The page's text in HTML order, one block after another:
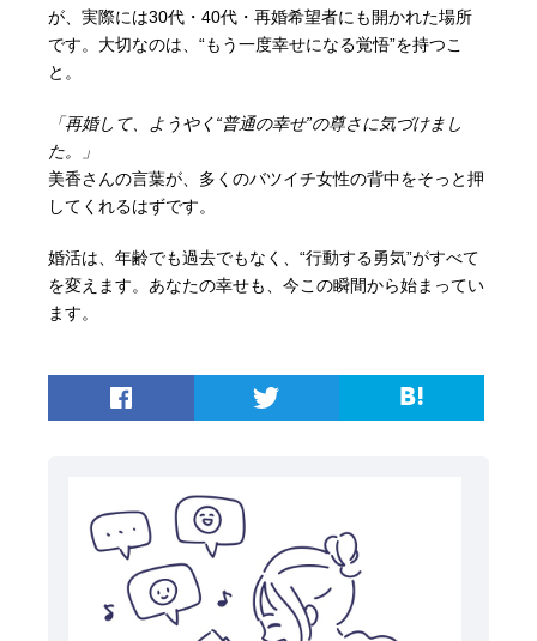
が、実際には30代・40代・再婚希望者にも開かれた場所
です。大切なのは、“もう一度幸せになる覚悟”を持つこ
と。
「再婚して、ようやく“普通の幸せ”の尊さに気づけまし
た。」
美香さんの言葉が、多くのバツイチ女性の背中をそっと押
してくれるはずです。
婚活は、年齢でも過去でもなく、“行動する勇気”がすべて
を変えます。あなたの幸せも、今この瞬間から始まってい
ます。